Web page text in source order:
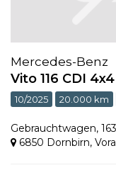
Mercedes-Benz
Vito 116 CDI
10/2025 20.000 km
Gebrauchtwagen,
6850 Dornbirn,